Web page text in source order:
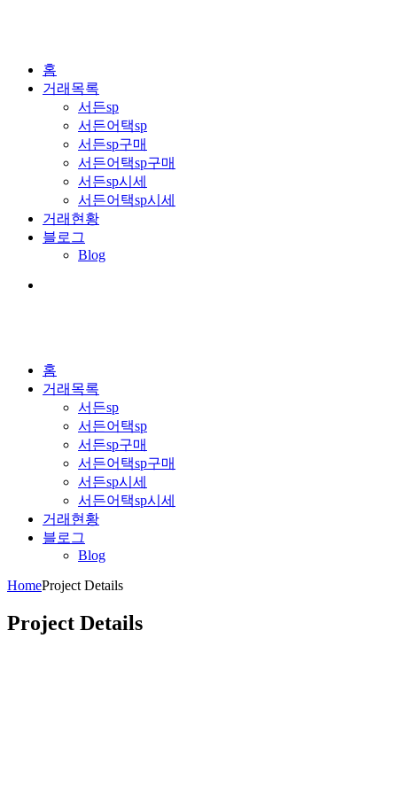
홈
거래목록
서든sp
서든어택sp
서든sp구매
서든어택sp구매
서든sp시세
서든어택sp시세
거래현황
블로그
Blog
홈
거래목록
서든sp
서든어택sp
서든sp구매
서든어택sp구매
서든sp시세
서든어택sp시세
거래현황
블로그
Blog
HomeProject Details
Project Details